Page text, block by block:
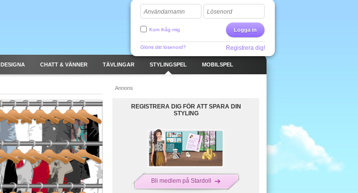
Användarnamn Lösenord
Logga in
Kom ihåg mig
Glömt ditt lösenord? Registrera dig!
DESIGNA CHATT & VÄNNER TÄVLINGAR STYLINGSPEL MOBILSPEL
Annons
REGISTRERA DIG FÖR ATT SPARA DIN
STYLING
Bli medlem på Stardoll